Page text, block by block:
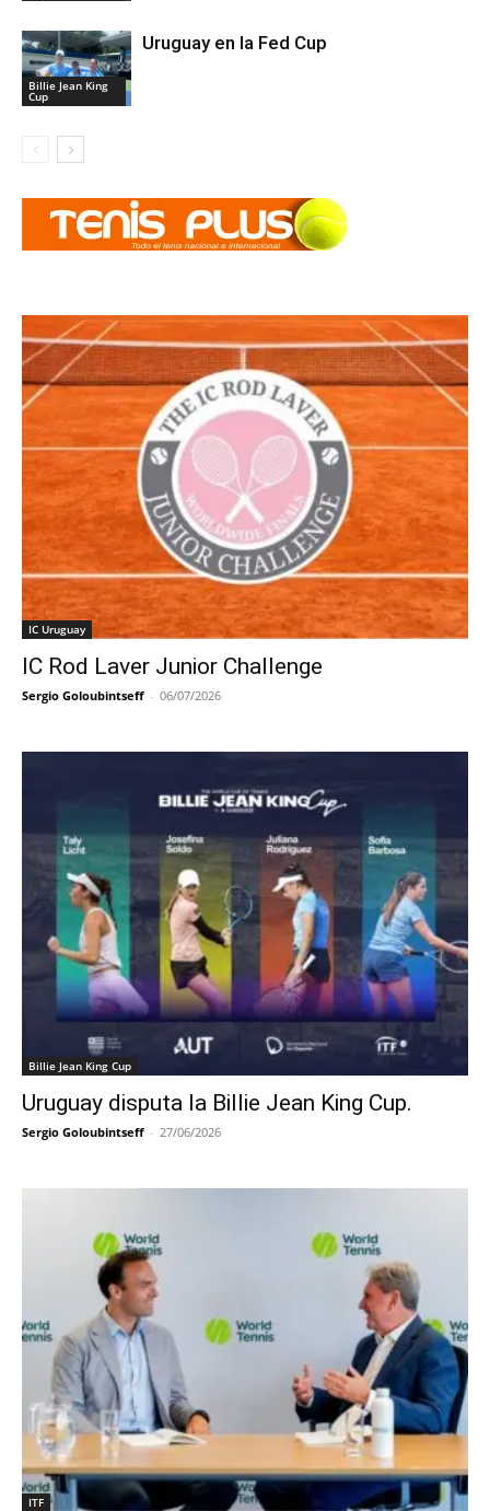
Billie Jean King
Cup
Uruguay en la Fed Cup
IC Uruguay
IC Rod Laver Junior Challenge
Sergio Goloubintseff - 06/07/2026
Billie Jean King Cup
Uruguay disputa la Billie Jean King Cup.
Sergio Goloubintseff - 27/06/2026
ITF